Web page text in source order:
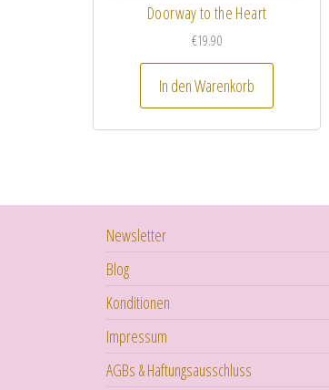
Doorway to the Heart
€19.90
In den Warenkorb
Newsletter
Blog
Konditionen
Impressum
AGBs & Haftungsausschluss